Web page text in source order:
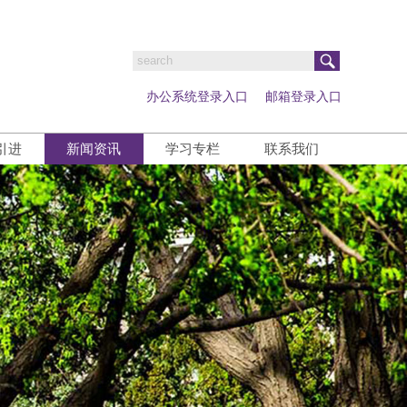
办公系统登录入口 邮箱登录入口
进 新闻资讯 学习专栏 联系我们